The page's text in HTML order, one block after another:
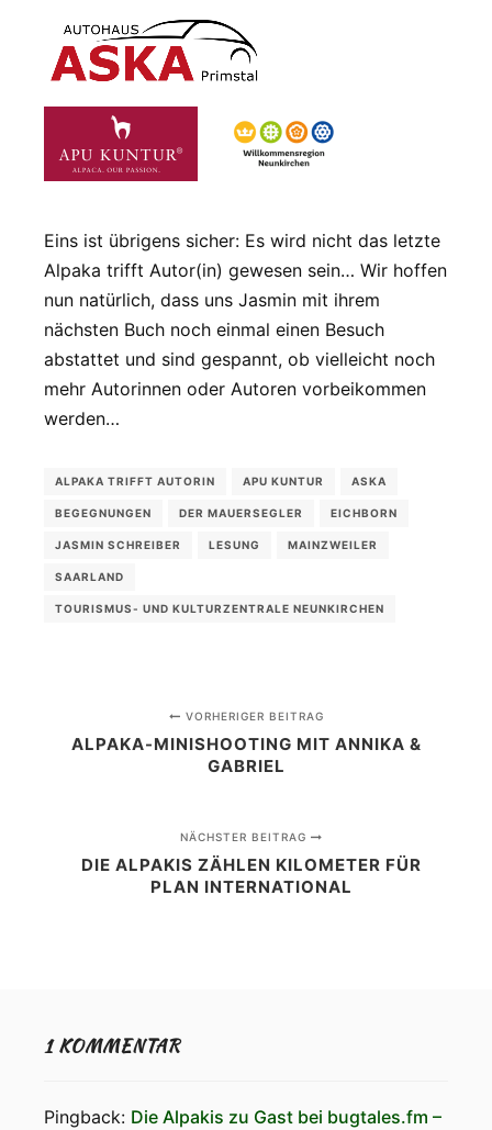
Eins ist übrigens sicher: Es wird nicht das letzte
Alpaka trifft Autor(in) gewesen sein… Wir hoffen
nun natürlich, dass uns Jasmin mit ihrem
nächsten Buch noch einmal einen Besuch
abstattet und sind gespannt, ob vielleicht noch
mehr Autorinnen oder Autoren vorbeikommen
werden…
ALPAKA TRIFFT AUTORIN APU KUNTUR ASKA
BEGEGNUNGEN DER MAUERSEGLER EICHBORN
JASMIN SCHREIBER LESUNG MAINZWEILER
SAARLAND
TOURISMUS- UND KULTURZENTRALE NEUNKIRCHEN
VORHERIGER BEITRAG
ALPAKA-MINISHOOTING MIT ANNIKA &
GABRIEL
NÄCHSTER BEITRAG
DIE ALPAKIS ZÄHLEN KILOMETER FÜR
PLAN INTERNATIONAL
1 KOMMENTAR
Pingback: Die Alpakis zu Gast bei bugtales.fm –